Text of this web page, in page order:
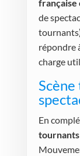
de
répondre
charge
En
tournants